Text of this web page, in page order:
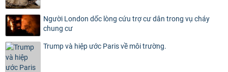
Người London dốc lòng cứu trợ cư dân trong vụ cháy
chung cư
Trump và hiệp ước Paris về môi trường.